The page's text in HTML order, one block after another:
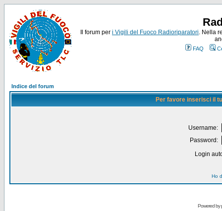
Il forum per i Vigili del Fuoco Radioriparatori. Nella
FAQ
Indice del forum
Per favore inserisci il
Username:
Password:
Login
Ho
Powered by